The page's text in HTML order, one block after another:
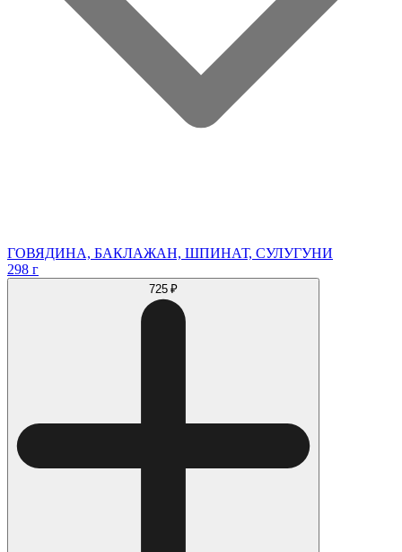
ГОВЯДИНА, БАКЛАЖАН, ШПИНАТ, СУЛУГУНИ
298 г
725 ₽